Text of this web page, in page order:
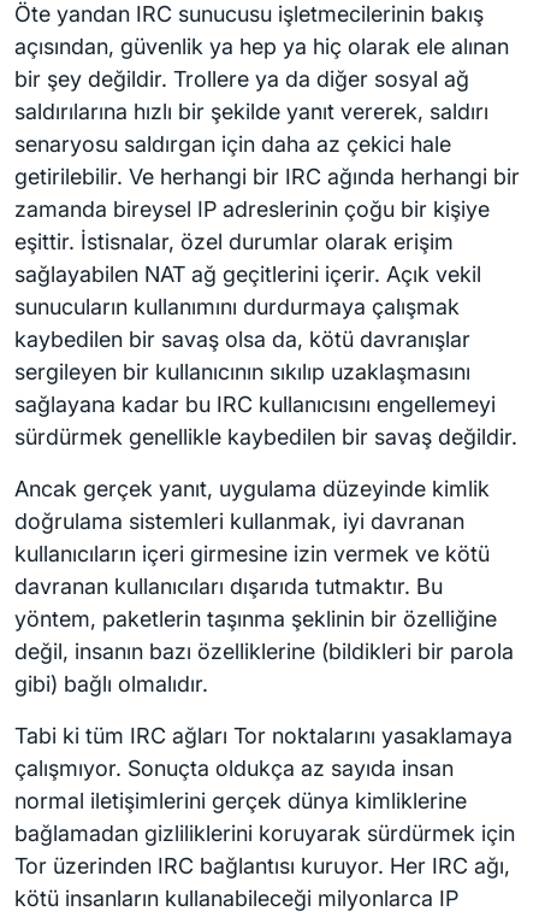
Öte yandan IRC sunucusu işletmecilerinin bakış
açısından, güvenlik ya hep ya hiç olarak ele alınan
bir şey değildir. Trollere ya da diğer sosyal ağ
saldırılarına hızlı bir şekilde yanıt vererek, saldırı
senaryosu saldırgan için daha az çekici hale
getirilebilir. Ve herhangi bir IRC ağında herhangi bir
zamanda bireysel IP adreslerinin çoğu bir kişiye
eşittir. İstisnalar, özel durumlar olarak erişim
sağlayabilen NAT ağ geçitlerini içerir. Açık vekil
sunucuların kullanımını durdurmaya çalışmak
kaybedilen bir savaş olsa da, kötü davranışlar
sergileyen bir kullanıcının sıkılıp uzaklaşmasını
sağlayana kadar bu IRC kullanıcısını engellemeyi
sürdürmek genellikle kaybedilen bir savaş değildir.
Ancak gerçek yanıt, uygulama düzeyinde kimlik
doğrulama sistemleri kullanmak, iyi davranan
kullanıcıların içeri girmesine izin vermek ve kötü
davranan kullanıcıları dışarıda tutmaktır. Bu
yöntem, paketlerin taşınma şeklinin bir özelliğine
değil, insanın bazı özelliklerine (bildikleri bir parola
gibi) bağlı olmalıdır.
Tabi ki tüm IRC ağları Tor noktalarını yasaklamaya
çalışmıyor. Sonuçta oldukça az sayıda insan
normal iletişimlerini gerçek dünya kimliklerine
bağlamadan gizliliklerini koruyarak sürdürmek için
Tor üzerinden IRC bağlantısı kuruyor. Her IRC ağı,
kötü insanların kullanabileceği milyonlarca IP